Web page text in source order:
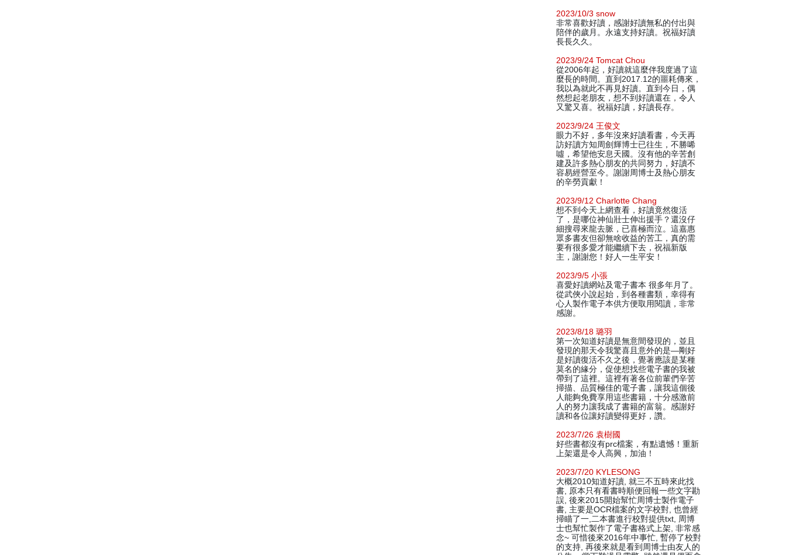
2023/10/3 snow
非常喜歡好讀，感謝好讀無私的付出與
陪伴的歲月。永遠支持好讀。祝福好讀
長長久久。
2023/9/24 Tomcat Chou
從2006年起，好讀就這麼伴我度過了這
麼長的時間。直到2017.12的噩耗傳來，
我以為就此不再見好讀。直到今日，偶
然想起老朋友，想不到好讀還在，令人
又驚又喜。祝福好讀，好讀長存。
2023/9/24 王俊文
眼力不好，多年沒來好讀看書，今天再
訪好讀方知周劍輝博士已往生，不勝唏
噓，希望他安息天國。沒有他的辛苦創
建及許多熱心朋友的共同努力，好讀不
容易經營至今。謝謝周博士及熱心朋友
的辛勞貢獻！
2023/9/12 Charlotte Chang
想不到今天上網查看，好讀竟然復活
了，是哪位神仙壯士伸出援手？還沒仔
細搜尋來龍去脈，已喜極而泣。這嘉惠
眾多書友但卻無啥收益的苦工，真的需
要有很多愛才能繼續下去，祝福新版
主，謝謝您！好人一生平安！
2023/9/5 小張
喜愛好讀網站及電子書本 很多年月了。
從武俠小說起始，到各種書類，幸得有
心人製作電子本供方便取用閱讀，非常
感謝。
2023/8/18 璐羽
第一次知道好讀是無意間發現的，並且
發現的那天令我驚喜且意外的是—剛好
是好讀復活不久之後，覺著應該是某種
莫名的緣分，促使想找些電子書的我被
帶到了這裡。這裡有著各位前輩們辛苦
掃描、品質極佳的電子書，讓我這個後
人能夠免費享用這些書籍，十分感激前
人的努力讓我成了書籍的富翁。感謝好
讀和各位讓好讀變得更好，讚。
2023/7/26 袁樹國
好些書都沒有prc檔案，有點遺憾！重新
上架還是令人高興，加油！
2023/7/20 KYLESONG
大概2010知道好讀, 就三不五時來此找
書, 原本只有看書時順便回報一些文字勘
誤, 後來2015開始幫忙周博士製作電子
書, 主要是OCR檔案的文字校對, 也曾經
掃瞄了一,二本書進行校對提供txt, 周博
士也幫忙製作了電子書格式上架, 非常感
念~ 可惜後來2016年中事忙, 暫停了校對
的支持, 再後來就是看到周博士由友人的